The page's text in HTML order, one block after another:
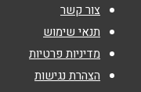
צור קשר
תנאי שימוש
מדיניות פרטיות
הצהרת נגישות